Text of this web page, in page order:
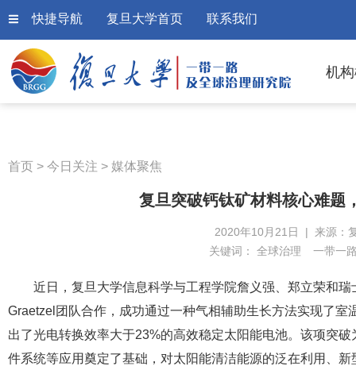
快捷导航 复旦大学首页 联系我们
机
首页 > 今日关注 > 媒体聚焦
复旦突破钙钛矿材料核心难题
2020年10月21日 | 来源：
关键词： 全球治理 一带一
近日，复旦大学信息科学与工程学院詹义强、郑立荣和
Graetzel团队合作，成功通过一种气相辅助生长方法实现了
出了光电转换效率大于23%的高效稳定太阳能电池。该项突
件系统等应用奠定了基础，对太阳能清洁能源的泛在利用、